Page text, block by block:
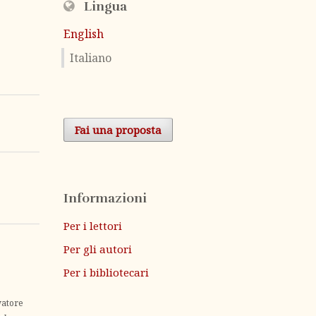
Lingua
English
Italiano
Fai una proposta
Informazioni
Per i lettori
Per gli autori
Per i bibliotecari